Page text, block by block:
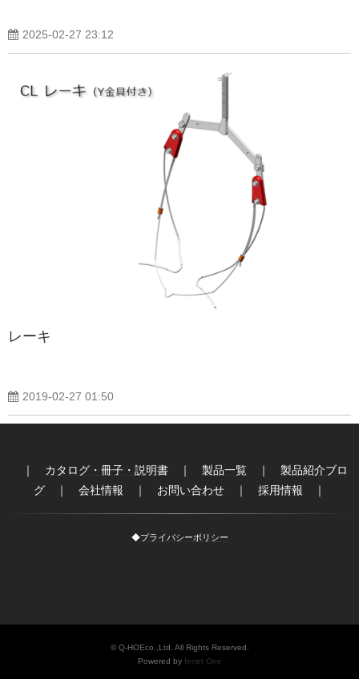
2025-02-27 23:12
レーキ
2019-02-27 01:50
｜ カタログ・冊子・説明書 ｜ 製品一覧 ｜ 製品紹介ブロ
グ ｜ 会社情報 ｜ お問い合わせ ｜ 採用情報 ｜
◆プライバシーポリシー
© Q-HOEco.,Ltd. All Rights Reserved.
Powered by ferret One